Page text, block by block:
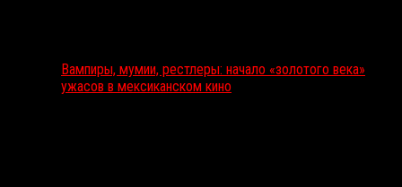
Вампиры, мумии, рестлеры: начало «золотого века»
ужасов в мексиканском кино